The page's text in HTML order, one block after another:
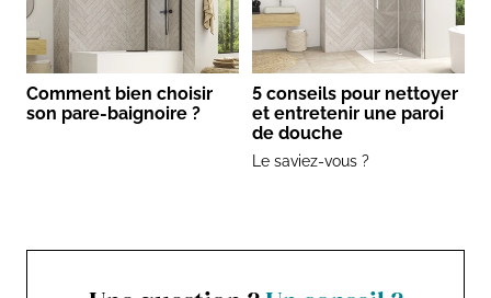
Comment bien choisir
son pare-baignoire ?
5 conseils pour nettoyer
et entretenir une paroi
de douche
Le saviez-vous ?